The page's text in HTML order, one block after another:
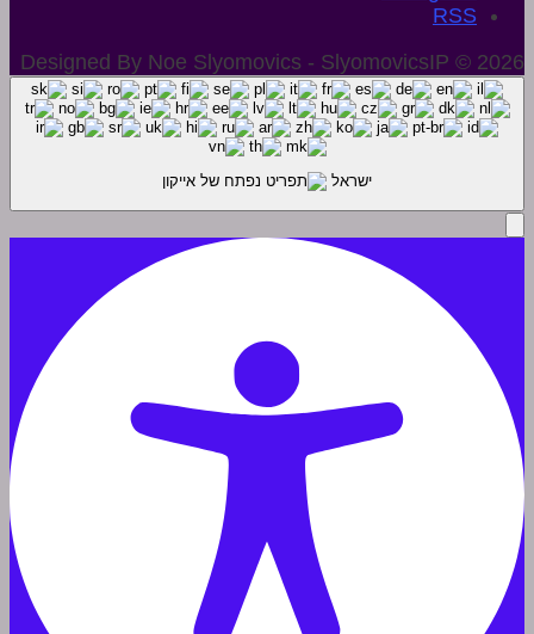
Designed By Noe Slyomovics - SlyomovicsIP © 2026
ישראל